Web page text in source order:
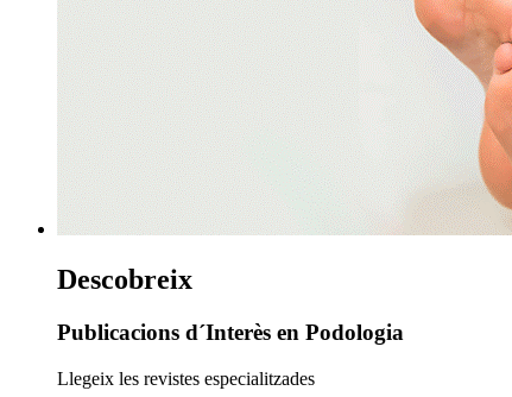
Descobreix
Publicacions d´Interès en Podologia
Llegeix les revistes especialitzades